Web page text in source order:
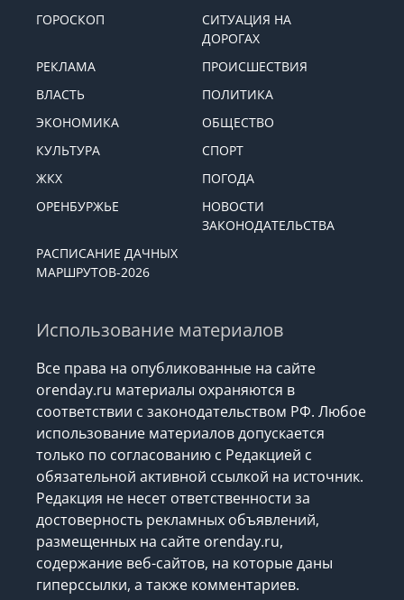
ГОРОСКОП
СИТУАЦИЯ НА
ДОРОГАХ
РЕКЛАМА
ПРОИСШЕСТВИЯ
ВЛАСТЬ
ПОЛИТИКА
ЭКОНОМИКА
ОБЩЕСТВО
КУЛЬТУРА
СПОРТ
ЖКХ
ПОГОДА
ОРЕНБУРЖЬЕ
НОВОСТИ
ЗАКОНОДАТЕЛЬСТВА
РАСПИСАНИЕ ДАЧНЫХ
МАРШРУТОВ-2026
Использование материалов
Все права на опубликованные на сайте
orenday.ru материалы охраняются в
соответствии с законодательством РФ. Любое
использование материалов допускается
только по согласованию с Редакцией с
обязательной активной ссылкой на источник.
Редакция не несет ответственности за
достоверность рекламных объявлений,
размещенных на сайте orenday.ru,
содержание веб-сайтов, на которые даны
гиперссылки, а также комментариев.